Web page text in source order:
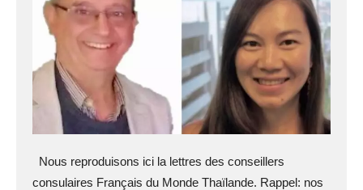
Nous reproduisons ici la lettres des conseillers
consulaires Français du Monde Thaïlande. Rappel: nos